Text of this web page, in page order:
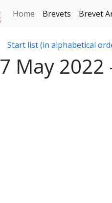
Home Brevets Brevet
Start list (in alphabetical
7 May 2022